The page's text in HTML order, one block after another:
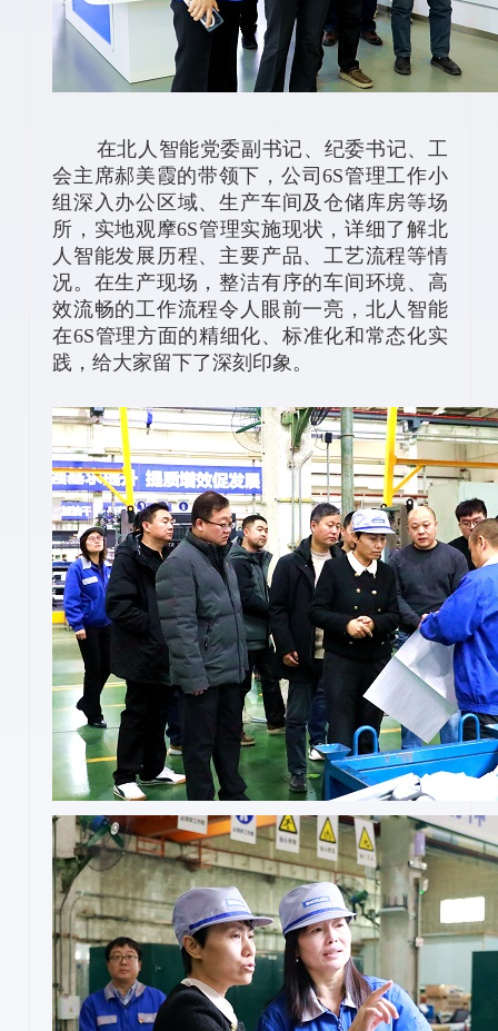
在北人智能党委副书记、纪委书记、工
会主席郝美霞的带领下，公司6S管理工作小
组深入办公区域、生产车间及仓储库房等场
所，实地观摩6S管理实施现状，详细了解北
人智能发展历程、主要产品、工艺流程等情
况。在生产现场，整洁有序的车间环境、高
效流畅的工作流程令人眼前一亮，北人智能
在6S管理方面的精细化、标准化和常态化实
践，给大家留下了深刻印象。